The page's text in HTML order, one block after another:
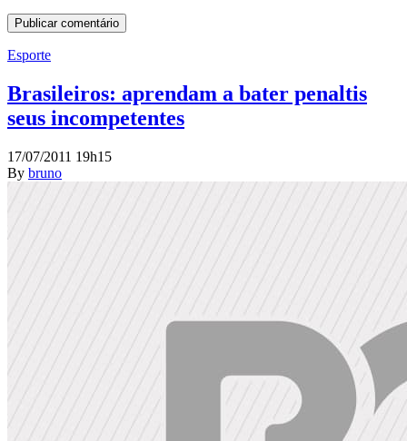
Esporte
Brasileiros: aprendam a bater penaltis
seus incompetentes
17/07/2011 19h15
By bruno